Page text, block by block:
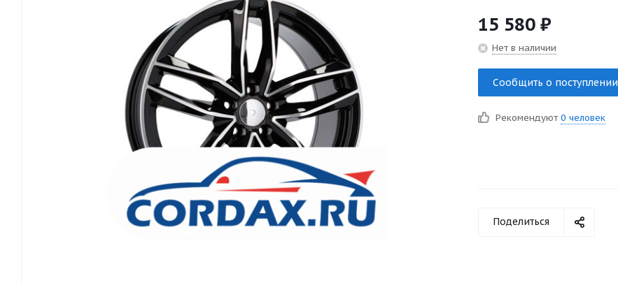
15 580 ₽
Нет в наличии
Сообщить о поступлении
Рекомендуют 0 человек
Поделиться